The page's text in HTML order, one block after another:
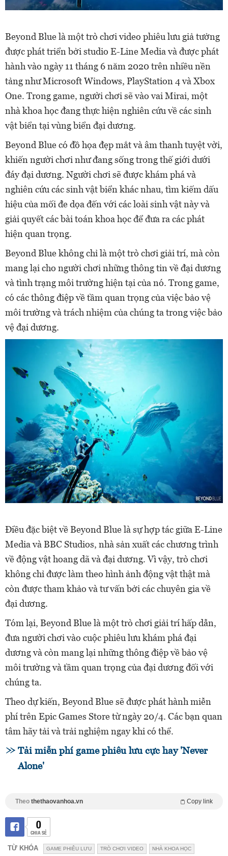
Beyond Blue là một trò chơi video phiêu lưu giả tưởng
được phát triển bởi studio E-Line Media và được phát
hành vào ngày 11 tháng 6 năm 2020 trên nhiều nền
tảng như Microsoft Windows, PlayStation 4 và Xbox
One. Trong game, người chơi sẽ vào vai Mirai, một
nhà khoa học đang thực hiện nghiên cứu về các sinh
vật biển tại vùng biển đại dương.
Beyond Blue có đồ họa đẹp mắt và âm thanh tuyệt vời,
khiến người chơi như đang sống trong thế giới dưới
đáy đại dương. Người chơi sẽ được khám phá và
nghiên cứu các sinh vật biển khác nhau, tìm kiếm dấu
hiệu của mối đe dọa đến với các loài sinh vật này và
giải quyết các bài toán khoa học để đưa ra các phát
hiện quan trọng.
Beyond Blue không chỉ là một trò chơi giải trí, mà còn
mang lại cho người chơi những thông tin về đại dương
và tình trạng môi trường hiện tại của nó. Trong game,
có các thông điệp về tầm quan trọng của việc bảo vệ
môi trường và trách nhiệm của chúng ta trong việc bảo
vệ đại dương.
Điều đặc biệt về Beyond Blue là sự hợp tác giữa E-Line
Media và BBC Studios, nhà sản xuất các chương trình
về động vật hoang dã và đại dương. Vì vậy, trò chơi
không chỉ được làm theo hình ảnh động vật thật mà
còn được tham khảo và tư vấn bởi các chuyên gia về
đại dương.
Tóm lại, Beyond Blue là một trò chơi giải trí hấp dẫn,
đưa người chơi vào cuộc phiêu lưu khám phá đại
dương và còn mang lại những thông điệp về bảo vệ
môi trường và tầm quan trọng của đại dương đối với
chúng ta.
Theo dự kiến, Beyond Blue sẽ được phát hành miễn
phí trên Epic Games Store từ ngày 20/4. Các bạn quan
tâm hãy tải và trải nghiệm ngay khi có thể.
Tải miễn phí game phiêu lưu cực hay 'Never
Alone'
Theo thethaovanhoa.vn Copy link
0
CHIA SẺ
TỪ KHÓA GAME PHIÊU LƯU TRÒ CHƠI VIDEO NHÀ KHOA HỌC